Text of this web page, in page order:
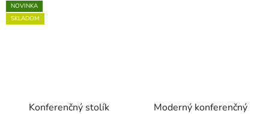
NOVINKA
SKLADOM
Konferenčný stolík
Moderný konferenčný